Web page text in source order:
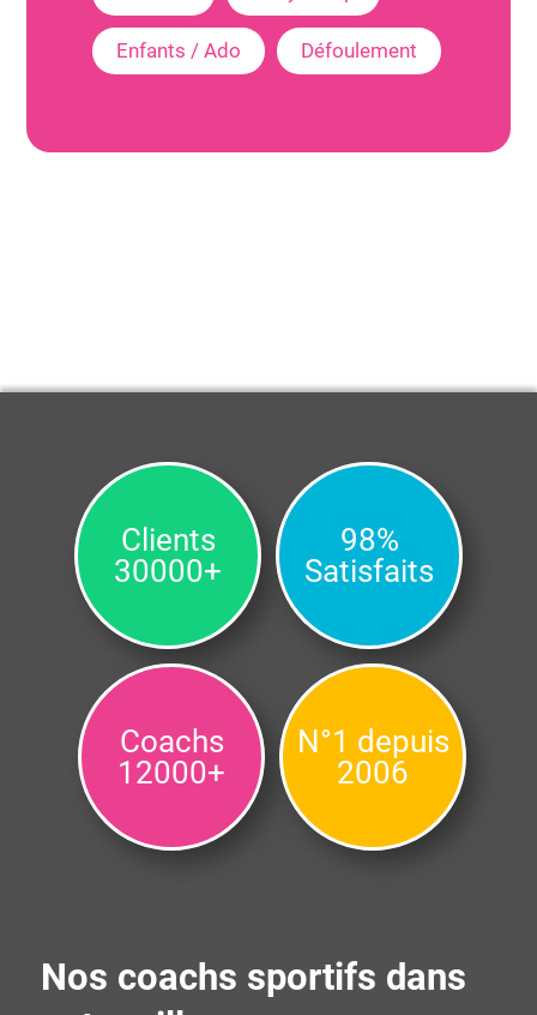
Enfants / Ado Défoulement
Clients
30000+
98%
Satisfaits
Coachs
12000+
N°1 depuis
2006
Nos coachs sportifs dans